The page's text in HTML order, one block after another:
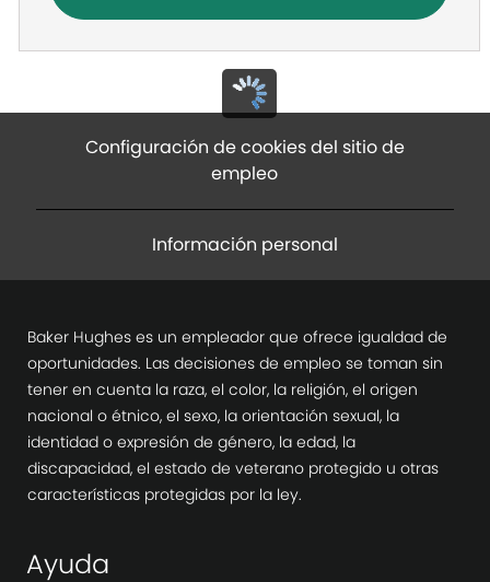
Configuración de cookies del sitio de
empleo
Información personal
Baker Hughes es un empleador que ofrece igualdad de
oportunidades. Las decisiones de empleo se toman sin
tener en cuenta la raza, el color, la religión, el origen
nacional o étnico, el sexo, la orientación sexual, la
identidad o expresión de género, la edad, la
discapacidad, el estado de veterano protegido u otras
características protegidas por la ley.
Ayuda